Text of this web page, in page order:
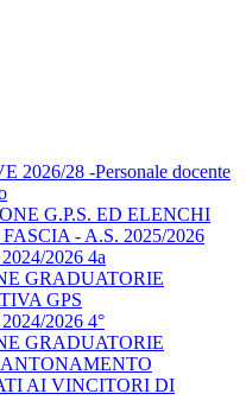
2026/28 -Personale docente
G.P.S. ED ELENCHI
- A.S. 2025/2026
2026 4a
GRADUATORIE
GPS
2026 4°
GRADUATORIE
AI VINCITORI DI